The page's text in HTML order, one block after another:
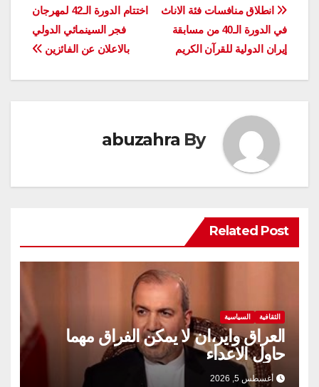
تصفّح
المقالات
اختتام الدورة الـ42 لمهرجان
فجر السينمائي الدولي
بالاعلان عن الفائزين
انطلاق منافسات فئة الاناث
في الدورة الـ40 من مسابقة
إيران الدولية للقرآن الكريم
By
abuzahra
Related Post
الثقافية السياسية
العراق واير،ان لا يمكن الفراق مهما
حاول الاعداء
أغسطس 5, 2026